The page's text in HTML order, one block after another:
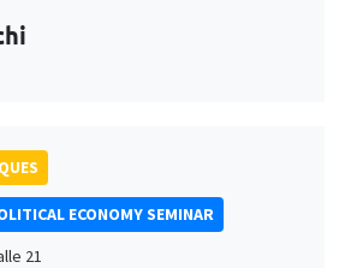
ECONOMY SEMINAR
21